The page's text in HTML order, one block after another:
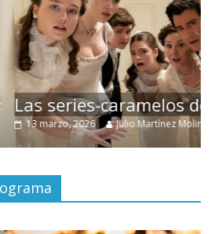
de Shondaland
Martínez Molina 0